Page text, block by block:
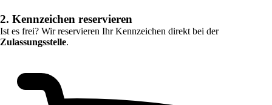
2. Kennzeichen reservieren
Ist es frei? Wir reservieren Ihr Kennzeichen direkt bei der
Zulassungsstelle.